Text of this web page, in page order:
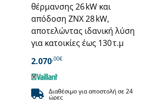
θέρμανσης 26 kW και
απόδοση ΖΝΧ 28 kW,
αποτελώντας ιδανική λύση
για κατοικίες έως 130 τ.μ
2.070,00€
Διαθέσιμο για αποστολή σε 24
ώρες